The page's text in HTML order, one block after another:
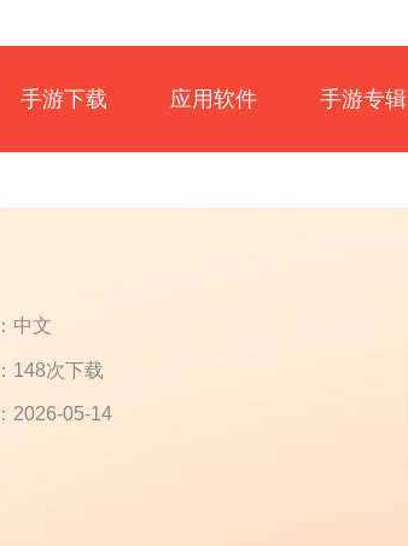
手游下载 应用软件 手游专辑
中文
148次下载
2026-05-14